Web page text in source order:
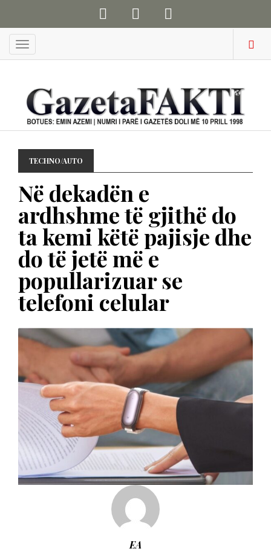
Menu
TECHNO/AUTO
Në dekadën e
ardhshme të gjithë do
ta kemi këtë pajisje dhe
do të jetë më e
popullarizuar se
telefoni celular
EA